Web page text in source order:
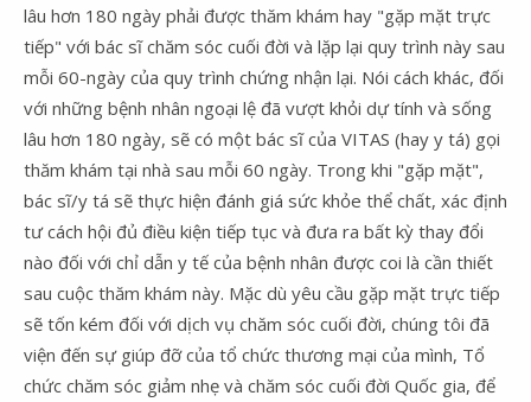
lâu hơn 180 ngày phải được thăm khám hay "gặp mặt trực
tiếp" với bác sĩ chăm sóc cuối đời và lặp lại quy trình này sau
mỗi 60-ngày của quy trình chứng nhận lại. Nói cách khác, đối
với những bệnh nhân ngoại lệ đã vượt khỏi dự tính và sống
lâu hơn 180 ngày, sẽ có một bác sĩ của VITAS (hay y tá) gọi
thăm khám tại nhà sau mỗi 60 ngày. Trong khi "gặp mặt",
bác sĩ/y tá sẽ thực hiện đánh giá sức khỏe thể chất, xác định
tư cách hội đủ điều kiện tiếp tục và đưa ra bất kỳ thay đổi
nào đối với chỉ dẫn y tế của bệnh nhân được coi là cần thiết
sau cuộc thăm khám này. Mặc dù yêu cầu gặp mặt trực tiếp
sẽ tốn kém đối với dịch vụ chăm sóc cuối đời, chúng tôi đã
viện đến sự giúp đỡ của tổ chức thương mại của mình, Tổ
chức chăm sóc giảm nhẹ và chăm sóc cuối đời Quốc gia, để